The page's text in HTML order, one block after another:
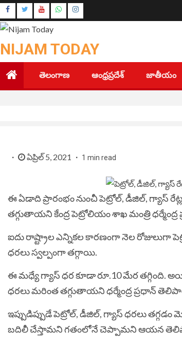
Skip
to
content
Youtube
Instagram
NIJAM TODAY
తెలంగాణ ఆంధ్రప్రదేశ్ జాతీయం
ఏప్రిల్ 5, 2021 1 min read
ఈ ఏడాది ప్రారంభం నుంచీ పెట్రోల్‌, డీజిల్‌, గ్యాస్
త‌గ్గుతాయని కేంద్ర పెట్రోలియం శాఖ మంత్రి ధ‌ర్మేంద్ర
ఐదు రాష్ట్రాల ఎన్నిక‌ల కార‌ణంగా నెల రోజులుగా
ధ‌ర‌లు స్వ‌ల్పంగా త‌గ్గాయి.
ఈ మ‌ధ్యే గ్యాస్ ధ‌ర కూడా రూ.10 మేర త‌గ్గింది.
ధ‌ర‌లు మ‌రింత త‌గ్గుతాయ‌ని ధ‌ర్మేంద్ర ప్ర‌ధాన్
ఇప్పుడిప్పుడే పెట్రోల్‌, డీజిల్‌, గ్యాస్ ధ‌ర‌లు
బ‌దిలీ చేస్తామ‌ని గ‌తంలోనే చెప్పామ‌ని ఆయ‌న